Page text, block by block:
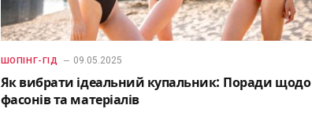
ШОПІНГ-ГІД 09.05.2025
Як вибрати ідеальний купальник: Поради щодо
фасонів та матеріалів